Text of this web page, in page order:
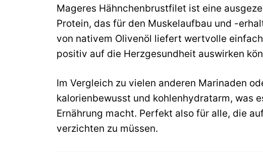
Mageres Hähnchenbrustfilet ist eine
Protein, das für den Muskelaufbau und -
von nativem Olivenöl liefert wertvolle
positiv auf die Herzgesundheit auswirken
Im Vergleich zu vielen anderen Marinaden
kalorienbewusst und kohlenhydratarm, was
Ernährung macht. Perfekt also für alle, die
verzichten zu müssen.